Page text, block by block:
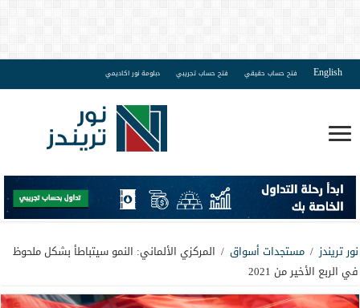
English فتح حساب حقيقي فتح حساب تجريبي دبلومة نور اكاديمي
نور تريندز / مستجدات أسواق / المركزي الألماني: النمو سيتباطأ بشكل ملحوظ
في الربع الأخير من 2021